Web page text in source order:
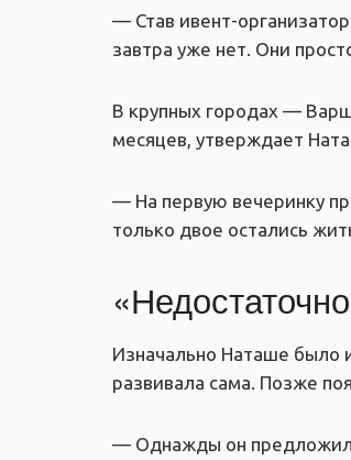
— Став ивент-
завтра уже нет. Они
В крупных городах —
месяцев, утверждает
— На первую вечеринку
только двое остались
Изначально Наташе было
развивала сама. Позже
— Однажды он предложил